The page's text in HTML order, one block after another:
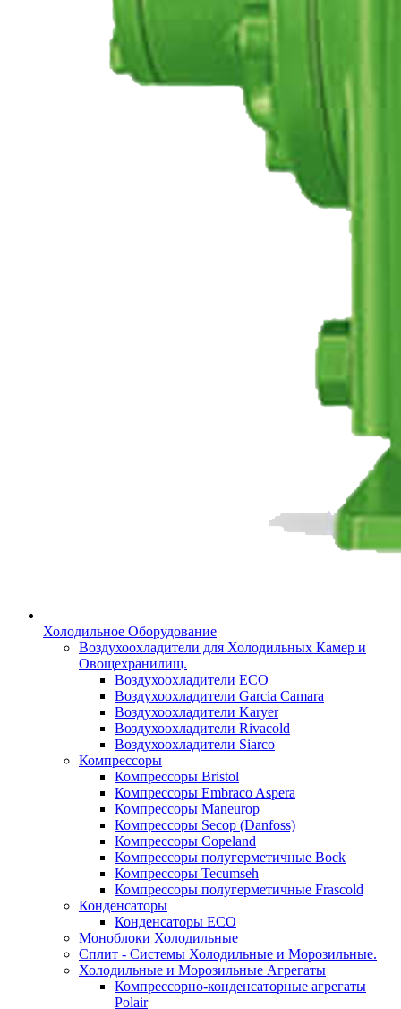
Холодильное Оборудование
Воздухоохладители для Холодильных Камер и
Овощехранилищ.
Воздухоохладители ECO
Воздухоохладители Garcia Camara
Воздухоохладители Karyer
Воздухоохладители Rivacold
Воздухоохладители Siarco
Компрессоры
Компрессоры Bristol
Компрессоры Embraco Aspera
Компрессоры Maneurop
Компрессоры Secop (Danfoss)
Компрессоры Copeland
Компрессоры полугерметичные Bock
Компрессоры Tecumseh
Компрессоры полугерметичные Frascold
Конденсаторы
Конденсаторы ECO
Моноблоки Холодильные
Сплит - Системы Холодильные и Морозильные.
Холодильные и Морозильные Агрегаты
Компрессорно-конденсаторные агрегаты
Polair